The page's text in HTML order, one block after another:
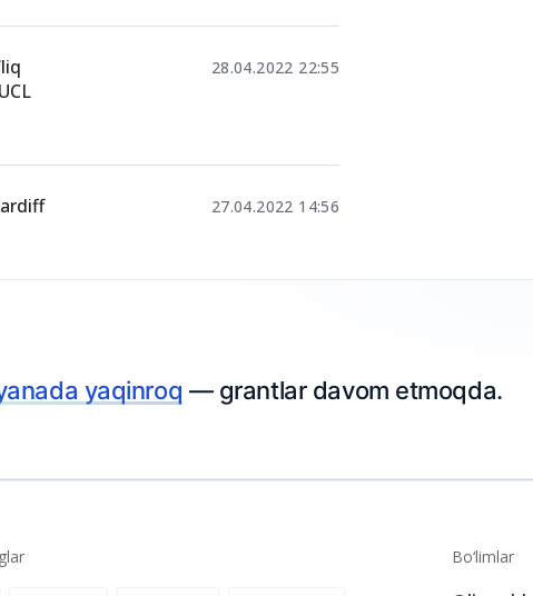
28.04.2022 22:55
27.04.2022 14:56
yaqinroq — grantlar davom etmoqda.
Bo‘limlar